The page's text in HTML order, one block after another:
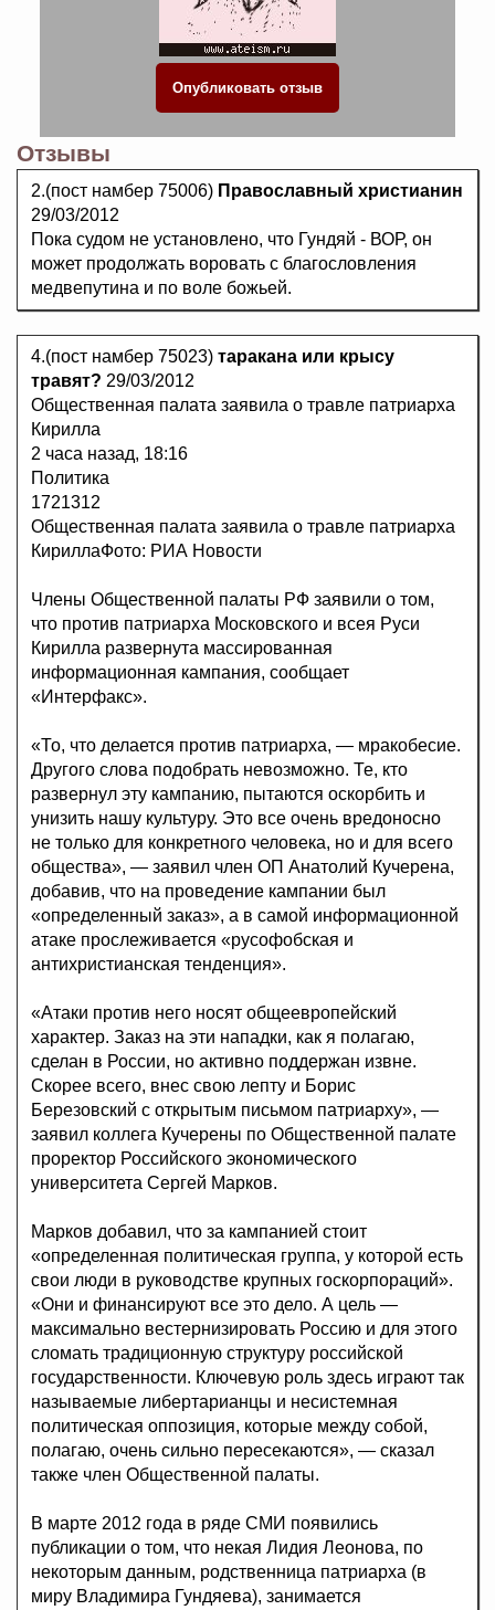
Отзывы
2.(пост намбер 75006) Православный христианин
29/03/2012
Пока судом не установлено, что Гундяй - ВОР, он
может продолжать воровать с благословления
медвепутина и по воле божьей.
4.(пост намбер 75023) таракана или крысу
травят? 29/03/2012
Общественная палата заявила о травле патриарха
Кирилла
2 часа назад, 18:16
Политика
1721312
Общественная палата заявила о травле патриарха
КириллаФото: РИА Новости
Члены Общественной палаты РФ заявили о том,
что против патриарха Московского и всея Руси
Кирилла развернута массированная
информационная кампания, сообщает
«Интерфакс».
«То, что делается против патриарха, — мракобесие.
Другого слова подобрать невозможно. Те, кто
развернул эту кампанию, пытаются оскорбить и
унизить нашу культуру. Это все очень вредоносно
не только для конкретного человека, но и для всего
общества», — заявил член ОП Анатолий Кучерена,
добавив, что на проведение кампании был
«определенный заказ», а в самой информационной
атаке прослеживается «русофобская и
антихристианская тенденция».
«Атаки против него носят общеевропейский
характер. Заказ на эти нападки, как я полагаю,
сделан в России, но активно поддержан извне.
Скорее всего, внес свою лепту и Борис
Березовский с открытым письмом патриарху», —
заявил коллега Кучерены по Общественной палате
проректор Российского экономического
университета Сергей Марков.
Марков добавил, что за кампанией стоит
«определенная политическая группа, у которой есть
свои люди в руководстве крупных госкорпораций».
«Они и финансируют все это дело. А цель —
максимально вестернизировать Россию и для этого
сломать традиционную структуру российской
государственности. Ключевую роль здесь играют так
называемые либертарианцы и несистемная
политическая оппозиция, которые между собой,
полагаю, очень сильно пересекаются», — сказал
также член Общественной палаты.
В марте 2012 года в ряде СМИ появились
публикации о том, что некая Лидия Леонова, по
некоторым данным, родственница патриарха (в
миру Владимира Гундяева), занимается